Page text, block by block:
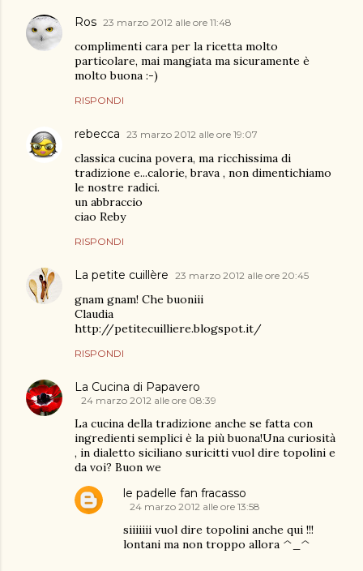
Ros 23 marzo 2012 alle ore 11:48
complimenti cara per la ricetta molto
particolare, mai mangiata ma sicuramente è
molto buona :-)
RISPONDI
rebecca 23 marzo 2012 alle ore 19:07
classica cucina povera, ma ricchissima di
tradizione e...calorie, brava , non dimentichiamo
le nostre radici.
un abbraccio
ciao Reby
RISPONDI
La petite cuillère 23 marzo 2012 alle ore 20:45
gnam gnam! Che buoniii
Claudia
http://petitecuilliere.blogspot.it/
RISPONDI
La Cucina di Papavero
24 marzo 2012 alle ore 08:39
La cucina della tradizione anche se fatta con
ingredienti semplici è la più buona!Una curiosità
, in dialetto siciliano suricitti vuol dire topolini e
da voi? Buon we
le padelle fan fracasso
24 marzo 2012 alle ore 13:58
siiiiiii vuol dire topolini anche qui !!!
lontani ma non troppo allora ^_^